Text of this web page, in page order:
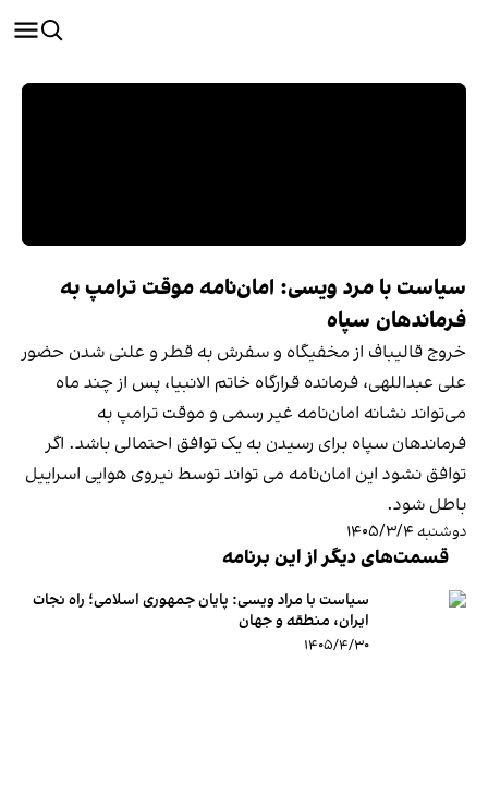
سیاست با مرد ویسی: امان‌نامه موقت ترامپ به
فرماندهان سپاه
خروج قالیباف از مخفیگاه و سفرش به قطر و علنی شدن حضور
علی عبداللهی، فرمانده قرارگاه خاتم الانبیا، پس از چند ماه
می‌تواند نشانه امان‌نامه غیر رسمی و موقت ترامپ به
فرماندهان سپاه برای رسیدن به یک توافق احتمالی باشد. اگر
توافق نشود این امان‌نامه می تواند توسط نیروی هوایی اسراییل
باطل شود.
دوشنبه ۱۴۰۵/۳/۴
قسمت‌های دیگر از این برنامه
سیاست با مراد ویسی: پایان جمهوری اسلامی؛ راه نجات
ایران، منطقه و جهان
۱۴۰۵/۴/۳۰